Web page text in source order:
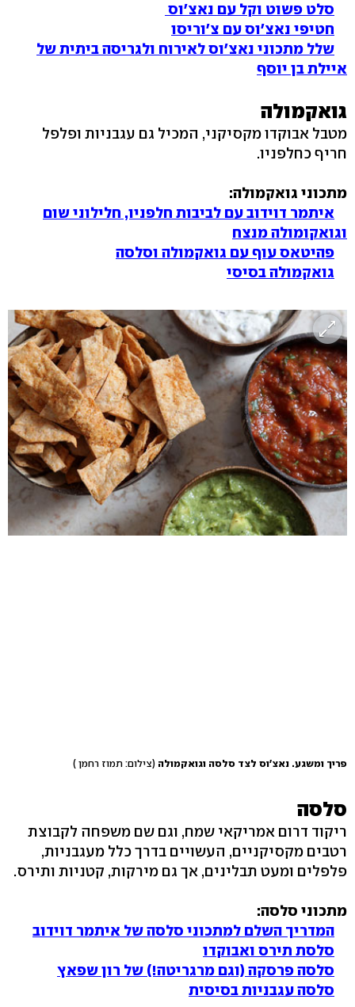
סלט פשוט וקל עם נאצ'וס
חטיפי נאצ'וס עם צ'וריסו
שלל מתכוני נאצ'וס לאירוח ולגריסה ביתית של
איילת בן יוסף
גואקמולה
מטבל אבוקדו מקסיקני, המכיל גם עגבניות ופלפל
חריף כחלפניו.
מתכוני גואקמולה:
איתמר דוידוב עם לביבות חלפניו, חלילוני שום
וגואקומולה מנצח
פהיטאס עוף עם גואקמולה וסלסה
גואקמולה בסיסי
פריך ומשגע. נאצ'וס לצד סלסה וגואקמולה (צילום: תמוז רחמן )
סלסה
ריקוד דרום אמריקאי שמח, וגם שם משפחה לקבוצת
רטבים מקסיקניים, העשויים בדרך כלל מעגבניות,
פלפלים ומעט תבלינים, אך גם מירקות, קטניות ותירס.
מתכוני סלסה:
המדריך השלם למתכוני סלסה של איתמר דוידוב
סלסת תירס ואבוקדו
סלסה פרסקה (וגם מרגריטה!) של רון שפאץ
סלסה עגבניות בסיסית